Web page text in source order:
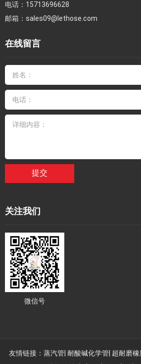
电话： 15713696628
邮箱： sales09@lethose.com
在线留言
提交
关注我们
微信号
友情链接： 蒸汽管 耐酸碱化学管 超耐磨橡